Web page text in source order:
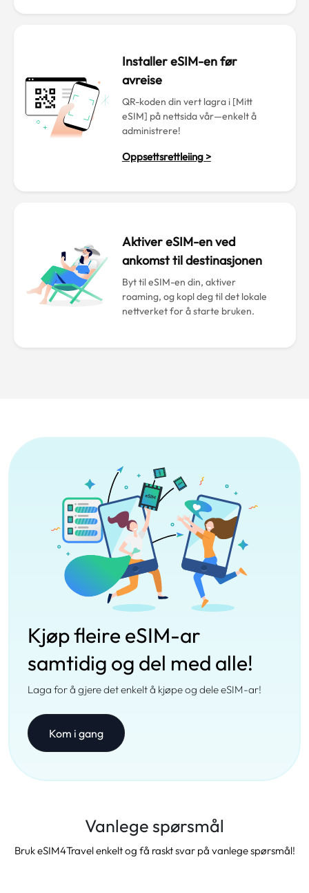
Installer eSIM-en før
avreise
QR-koden din vert lagra i [Mitt
eSIM] på nettsida vår—enkelt å
administrere!
Oppsettsrettleiing >
Aktiver eSIM-en ved
ankomst til destinasjonen
Byt til eSIM-en din, aktiver
roaming, og kopl deg til det lokale
nettverket for å starte bruken.
Kjøp fleire eSIM-ar
samtidig og del med alle!
Laga for å gjere det enkelt å kjøpe og dele eSIM-ar!
Kom i gang
Vanlege spørsmål
Bruk eSIM4Travel enkelt og få raskt svar på vanlege spørsmål!